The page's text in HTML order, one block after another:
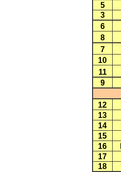
5
3
6
8
7
10
11
9
12
13
14
15
16
17
18